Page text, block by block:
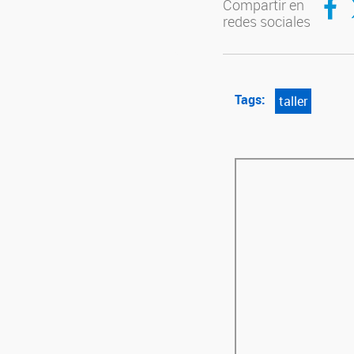
Compartir en
redes sociales
Tags: taller